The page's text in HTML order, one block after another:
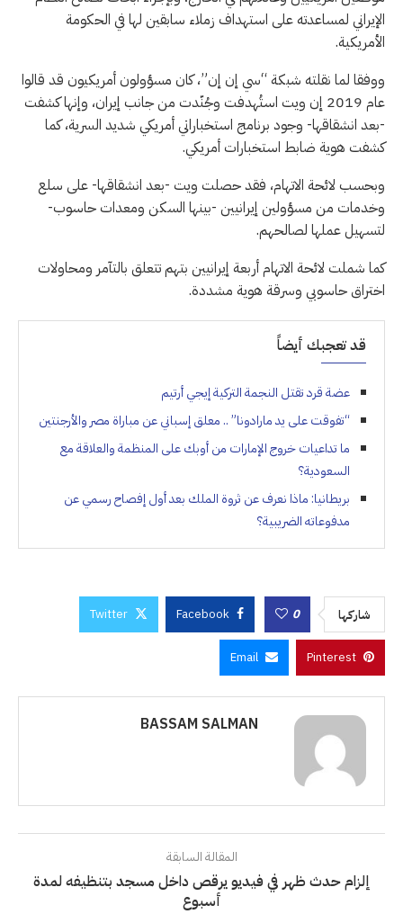
الإيراني لمساعدته على استهداف زملاء سابقين لها في الحكومة
الأمريكية.
ووفقا لما نقلته شبكة “سي إن إن”، كان مسؤولون أمريكيون قد قالوا
عام 2019 إن ويت استُهدفت وجُنّدت من جانب إيران، وإنها كشفت
-بعد انشقاقها- وجود برنامج استخباراتي أمريكي شديد السرية، كما
كشفت هوية ضابط استخبارات أمريكي.
وبحسب لائحة الاتهام، فقد حصلت ويت -بعد انشقاقها- على سلع
وخدمات من مسؤولين إيرانيين -بينها السكن ومعدات حاسوب-
لتسهيل عملها لصالحهم.
كما شملت لائحة الاتهام أربعة إيرانيين بتهم تتعلق بالتآمر ومحاولات
اختراق حاسوبي وسرقة هوية مشددة.
قد تعجبك أيضاً
عضة قرد تقتل النجمة التركية إيجي أرتيم
“تفوقت على يد مارادونا” .. معلق إسباني عن مباراة مصر والأرجنتين
ما تداعيات خروج الإمارات من أوبك على المنظمة والعلاقة مع
السعودية؟
بريطانيا: ماذا نعرف عن ثروة الملك بعد أول إفصاح رسمي عن
مدفوعاته الضريبية؟
شاركها 0
Facebook
Twitter
Pinterest
Email
BASSAM SALMAN
المقالة السابقة
إلزام حدث ظهر في فيديو يرقص داخل مسجد بتنظيفه لمدة
أسبوع